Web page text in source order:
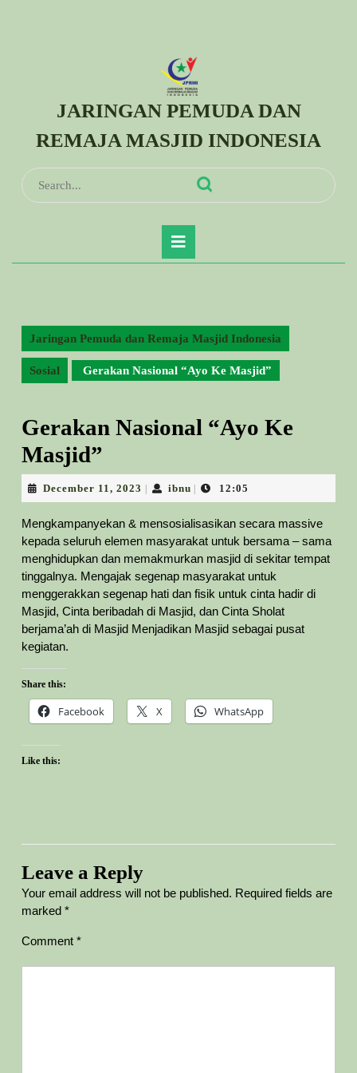
JARINGAN PEMUDA DAN
REMAJA MASJID INDONESIA
Jaringan Pemuda dan Remaja Masjid Indonesia
Sosial Gerakan Nasional “Ayo Ke Masjid”
Gerakan Nasional “Ayo Ke
Masjid”
December 11, 2023 December
11,
ibnuibnu 12:05
Mengkampanyekan & mensosialisasikan secara massive
kepada seluruh elemen masyarakat untuk bersama – sama
menghidupkan dan memakmurkan masjid di sekitar tempat
tinggalnya. Mengajak segenap masyarakat untuk
menggerakkan segenap hati dan fisik untuk cinta hadir di
Masjid, Cinta beribadah di Masjid, dan Cinta Sholat
berjama’ah di Masjid Menjadikan Masjid sebagai pusat
kegiatan.
Share this:
Facebook X WhatsApp
Like this:
Leave a Reply
Your email address will not be published. Required fields are
marked *
Comment *